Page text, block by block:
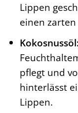
Lippen
einen zarten
Kokosnussöl:
pflegt und
hinterlässt
Lippen.